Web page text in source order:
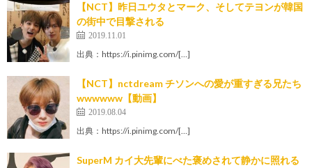
【NCT】昨日ユウタとマーク、そしてテヨンが韓国
の街中で目撃される
2019.11.01
出典：https://i.pinimg.com/[…]
【NCT】nctdream チソンへの愛が重すぎる兄たち
wwwwww【動画】
2019.08.04
出典：https://i.pinimg.com/[…]
SuperM カイ大先輩にべた褒めされて静かに照れる